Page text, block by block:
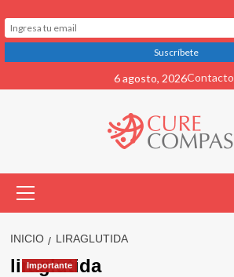
al
6 agosto, 2026Contacto
primario
INICIO LIRAGLUTIDA
liraglutida
Importante